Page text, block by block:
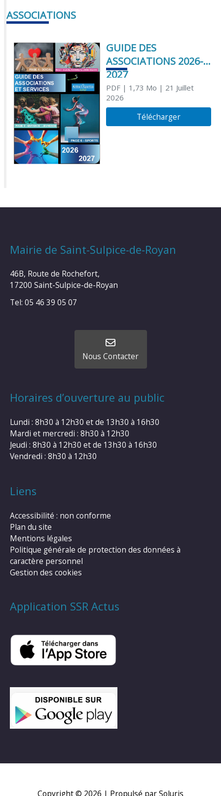
ASSOCIATIONS
GUIDE DES
ASSOCIATIONS 2026-
2027
PDF| 1,73 Mo | 21 Juillet
2026
Télécharger
Mairie de Saint-Sulpice-de-Royan
46B, Route de Rochefort,
17200 Saint-Sulpice-de-Royan
Tel: 05 46 39 05 07
Nous Contacter
Horaires d’ouverture au public
Lundi : 8h30 à 12h30 et de 13h30 à 16h30
Mardi et mercredi : 8h30 à 12h30
Jeudi : 8h30 à 12h30 et de 13h30 à 16h30
Vendredi : 8h30 à 12h30
Liens
Accessibilité : non conforme
Plan du site
Mentions légales
Politique générale de protection des données à
caractère personnel
Gestion des cookies
Application SSR Actus
Copyright © 2026 | Propulsé par Soluris